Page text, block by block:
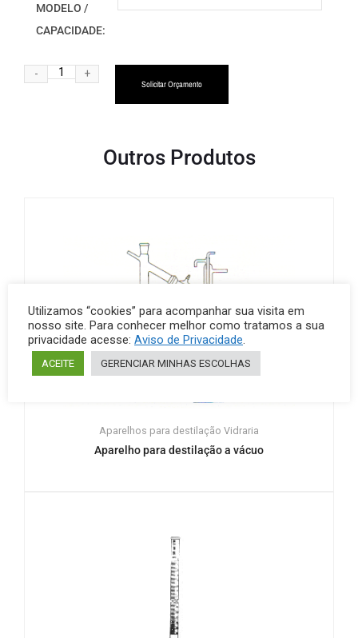
MODELO /
CAPACIDADE:
Solicitar Orçamento
Outros Produtos
Aparelhos para destilação Vidraria
Aparelho para destilação a vácuo
Utilizamos “cookies” para acompanhar sua visita em
nosso site. Para conhecer melhor como tratamos a sua
privacidade acesse: Aviso de Privacidade.
ACEITE GERENCIAR MINHAS ESCOLHAS